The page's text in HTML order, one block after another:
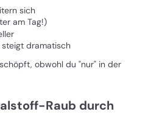
sich
am Tag!)
steigt dramatisch
obwohl du "nur" in der
Raub durch